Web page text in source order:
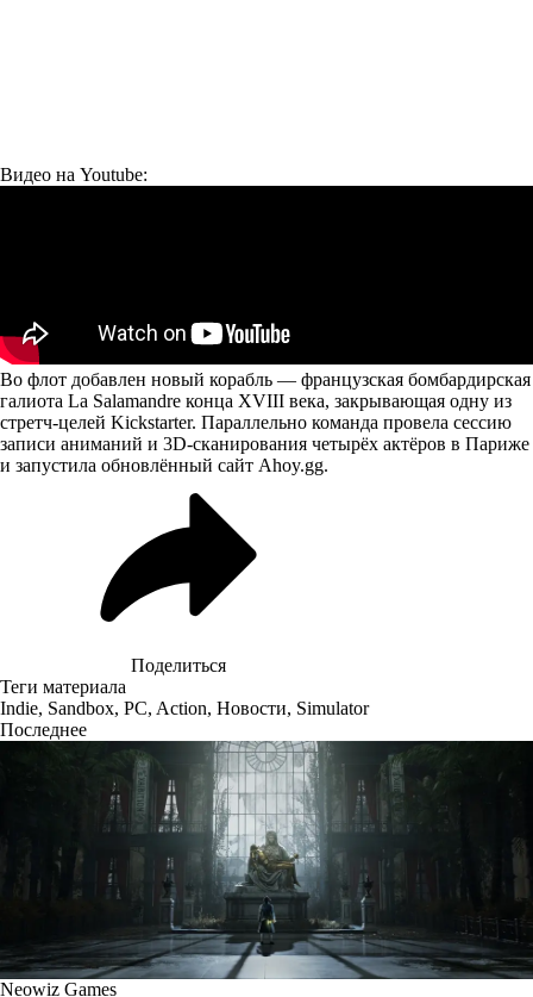
Видео на Youtube:
Во флот добавлен новый корабль — французская бомбардирская
галиота La Salamandre конца XVIII века, закрывающая одну из
стретч-целей Kickstarter. Параллельно команда провела сессию
записи аниманий и 3D-сканирования четырёх актёров в Париже
и запустила обновлённый сайт Ahoy.gg.
Поделиться
Теги материала
Indie, Sandbox, PC, Action, Новости, Simulator
Последнее
Neowiz Games